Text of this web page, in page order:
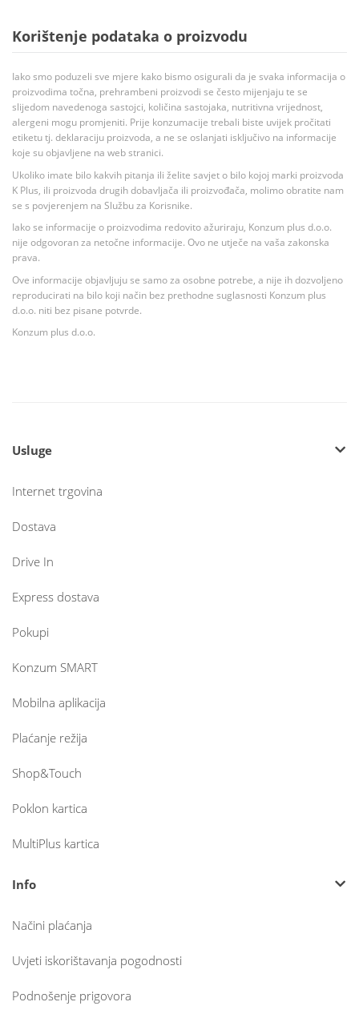
Korištenje podataka o proizvodu
Iako smo poduzeli sve mjere kako bismo osigurali da je svaka informacija o
proizvodima točna, prehrambeni proizvodi se često mijenjaju te se
slijedom navedenoga sastojci, količina sastojaka, nutritivna vrijednost,
alergeni mogu promjeniti. Prije konzumacije trebali biste uvijek pročitati
etiketu tj. deklaraciju proizvoda, a ne se oslanjati isključivo na informacije
koje su objavljene na web stranici.
Ukoliko imate bilo kakvih pitanja ili želite savjet o bilo kojoj marki proizvoda
K Plus, ili proizvoda drugih dobavljača ili proizvođača, molimo obratite nam
se s povjerenjem na Službu za Korisnike.
Iako se informacije o proizvodima redovito ažuriraju, Konzum plus d.o.o.
nije odgovoran za netočne informacije. Ovo ne utječe na vaša zakonska
prava.
Ove informacije objavljuju se samo za osobne potrebe, a nije ih dozvoljeno
reproducirati na bilo koji način bez prethodne suglasnosti Konzum plus
d.o.o. niti bez pisane potvrde.
Konzum plus d.o.o.
Usluge
Internet trgovina
Dostava
Drive In
Express dostava
Pokupi
Konzum SMART
Mobilna aplikacija
Plaćanje režija
Shop&Touch
Poklon kartica
MultiPlus kartica
Info
Načini plaćanja
Uvjeti iskorištavanja pogodnosti
Podnošenje prigovora